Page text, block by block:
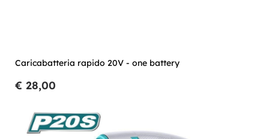
Caricabatteria rapido 20V - one battery
€ 28,00